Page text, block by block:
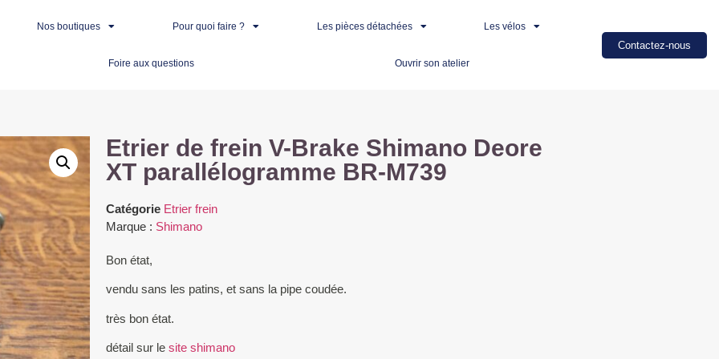
Nos boutiques Pour quoi faire ? Les pièces détachées Les vélos
Foire aux questions Ouvrir son atelier
Contactez-nous
Etrier de frein V-Brake Shimano Deore
XT parallélogramme BR-M739
Catégorie Etrier frein
Marque : Shimano
Bon état,
vendu sans les patins, et sans la pipe coudée.
très bon état.
détail sur le site shimano